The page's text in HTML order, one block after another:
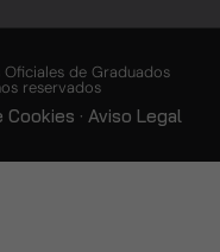
de Graduados
reservados
Cookies · Aviso Legal